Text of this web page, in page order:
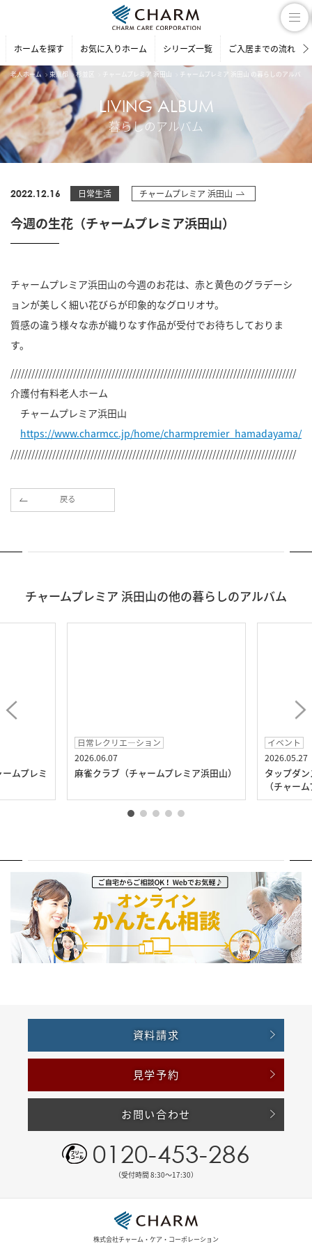
ホームを探す お気に入りホーム シリーズ一覧 ご入居までの流れ
老人ホーム 東京都 杉並区 チャームプレミア 浜田山 チャームプレミア 浜田山 の暮らしのアルバム
LIVING ALBUM
暮らしのアルバム
2022.12.16 日常生活 チャームプレミア 浜田山
今週の生花（チャームプレミア浜田山）
チャームプレミア浜田山の今週のお花は、赤と黄色のグラデーシ
ョンが美しく細い花びらが印象的なグロリオサ。
質感の違う様々な赤が織りなす作品が受付でお待ちしておりま
す。
//////////////////////////////////////////////////////////////////////////////////
介護付有料老人ホーム
チャームプレミア浜田山
https://www.charmcc.jp/home/charmpremier_hamadayama/
//////////////////////////////////////////////////////////////////////////////////
戻る
チャームプレミア 浜田山の他の暮らしのアルバム
ムプレミ
日常レクリエ―ション
2026.06.07
麻雀クラブ（チャームプレミア浜田山）
イベント
2026.05.27
タップダ
（チャー
資料請求
見学予約
お問い合わせ
0120-453-286
（受付時間 8:30〜17:30）
株式会社チャーム・ケア・コーポレーション